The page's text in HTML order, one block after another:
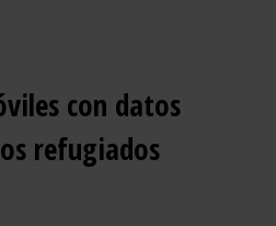
con datos
refugiados